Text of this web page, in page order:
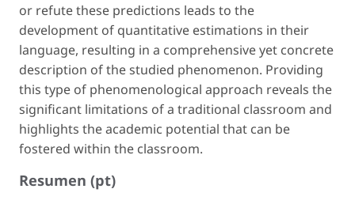
or refute these predictions leads to the
development of quantitative estimations in their
language, resulting in a comprehensive yet concrete
description of the studied phenomenon. Providing
this type of phenomenological approach reveals the
significant limitations of a traditional classroom and
highlights the academic potential that can be
fostered within the classroom.
Resumen (pt)